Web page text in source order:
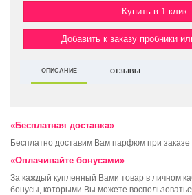
Купить в 1 клик
Добавить к заказу пробники
ОПИСАНИЕ ОТЗЫВЫ
«Бесплатная доставка»
Бесплатно доставим Вам парфюм при заказе
«Оплачивайте бонусами»
За каждый купленный Вами товар в личном
бонусы, которыми Вы можете